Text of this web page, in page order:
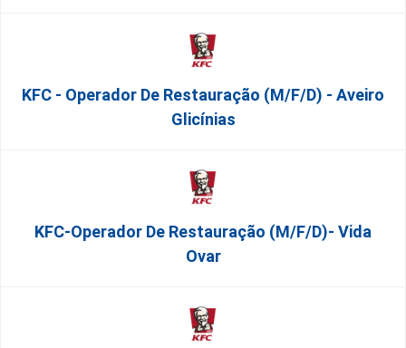
KFC - Operador De Restauração (m/f/d) - Aveiro
Glicínias
KFC-Operador De Restauração (m/f/d)- Vida
Ovar